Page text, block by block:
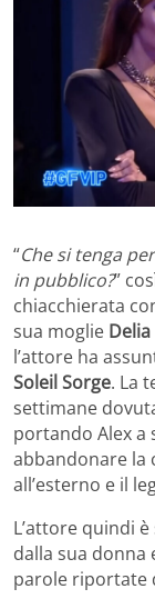
“Che si tenga
in pubblico?”
chiacchierata
sua moglie
l’attore ha
Soleil Sorge. La
settimane
portando Alex
abbandonare la
all’esterno e il
L’attore quindi
dalla sua donna
parole riportate